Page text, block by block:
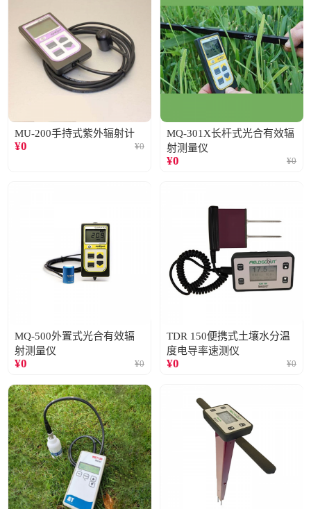
MU-200手持式紫外辐射计
¥0 ¥0
MQ-301X长杆式光合有效辐
射测量仪
¥0 ¥0
MQ-500外置式光合有效辐
射测量仪
¥0 ¥0
TDR 150便携式土壤水分温
度电导率速测仪
¥0 ¥0